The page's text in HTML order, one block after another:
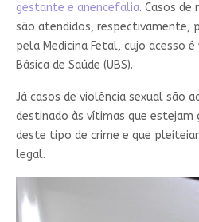
gestante e anencefalia. Casos de
são atendidos, respectivamente,
pela Medicina Fetal, cujo acesso
Básica de Saúde (UBS).
Já casos de violência sexual são
destinado às vítimas que estejam
deste tipo de crime e que
legal.